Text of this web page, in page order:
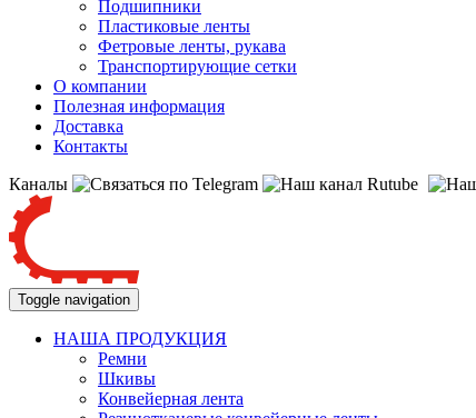
Подшипники
Пластиковые ленты
Фетровые ленты, рукава
Транспортирующие сетки
О компании
Полезная информация
Доставка
Контакты
Каналы
Toggle navigation
НАША ПРОДУКЦИЯ
Ремни
Шкивы
Конвейерная лента